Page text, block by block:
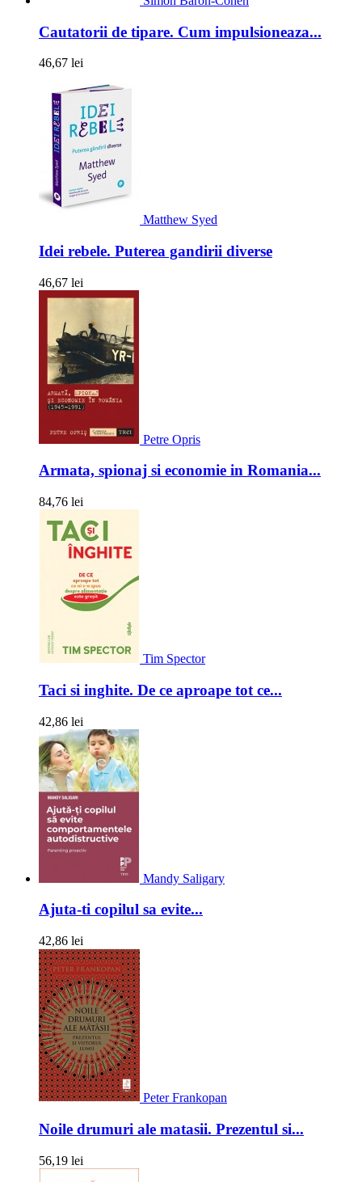
Cautatorii de tipare. Cum impulsioneaza...
46,67 lei
Matthew Syed
Idei rebele. Puterea gandirii diverse
46,67 lei
Petre Opris
Armata, spionaj si economie in Romania...
84,76 lei
Tim Spector
Taci si inghite. De ce aproape tot ce...
42,86 lei
Mandy Saligary
Ajuta-ti copilul sa evite...
42,86 lei
Peter Frankopan
Noile drumuri ale matasii. Prezentul si...
56,19 lei